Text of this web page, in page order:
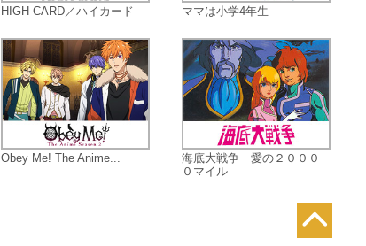
HIGH CARD／ハイカード
Obey Me! The Anime...
ママは小学4年生
海底大戦争 愛の２０００
０マイル